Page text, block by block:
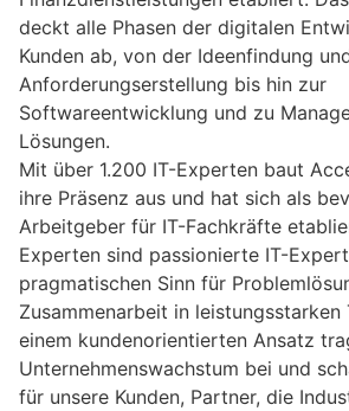
deckt alle Phasen der digitalen
Kunden ab, von der Ideenfindung
Anforderungserstellung bis hin zur
Softwareentwicklung und zu
Lösungen.
Mit über 1.200 IT-Experten baut
ihre Präsenz aus und hat sich als
Arbeitgeber für IT-Fachkräfte
Experten sind passionierte IT-
pragmatischen Sinn für
Zusammenarbeit in leistungsstarken
einem kundenorientierten Ansatz
Unternehmenswachstum bei und
für unsere Kunden, Partner, die